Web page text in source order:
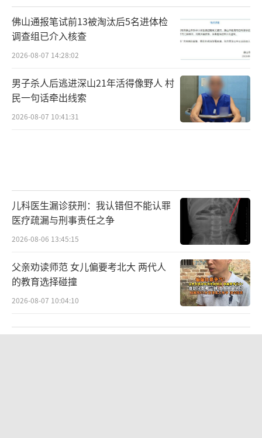
佛山通报笔试前13被淘汰后5名进体检
调查组已介入核查
2026-08-07 14:28:02
男子杀人后逃进深山21年活得像野人 村
民一句话牵出线索
2026-08-07 10:41:31
儿科医生漏诊获刑：我认错但不能认罪
医疗疏漏与刑事责任之争
2026-08-06 13:45:15
父亲劝读师范 女儿偏要考北大 两代人
的教育选择碰撞
2026-08-07 10:04:10